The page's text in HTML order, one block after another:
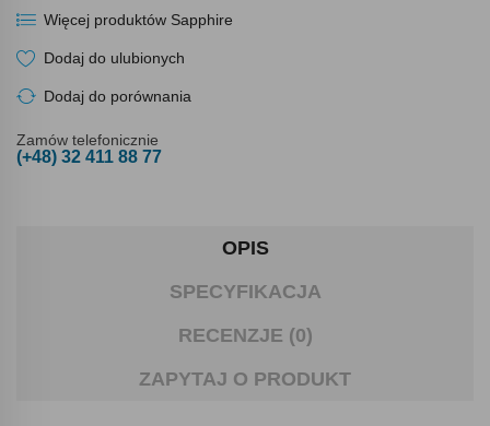
Więcej produktów Sapphire
Dodaj do ulubionych
Dodaj do porównania
Zamów telefonicznie
(+48) 32 411 88 77
OPIS
SPECYFIKACJA
RECENZJE (0)
ZAPYTAJ O PRODUKT